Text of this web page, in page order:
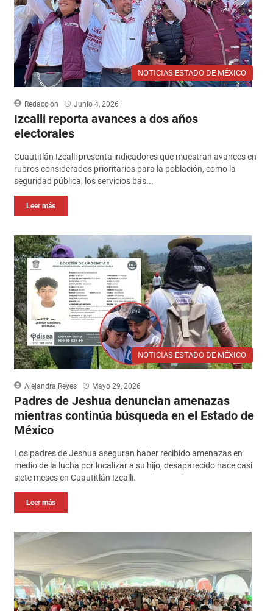
NOTICIAS ESTADO DE MÉXICO
Redacción Junio 4, 2026
Izcalli reporta avances a dos años
electorales
Cuautitlán Izcalli presenta indicadores que muestran avances en
rubros considerados prioritarios para la población, como la
seguridad pública, los servicios bás...
Leer más
NOTICIAS ESTADO DE MÉXICO
Alejandra Reyes Mayo 29, 2026
Padres de Jeshua denuncian amenazas
mientras continúa búsqueda en el Estado de
México
Los padres de Jeshua aseguran haber recibido amenazas en
medio de la lucha por localizar a su hijo, desaparecido hace casi
siete meses en Cuautitlán Izcalli.
Leer más